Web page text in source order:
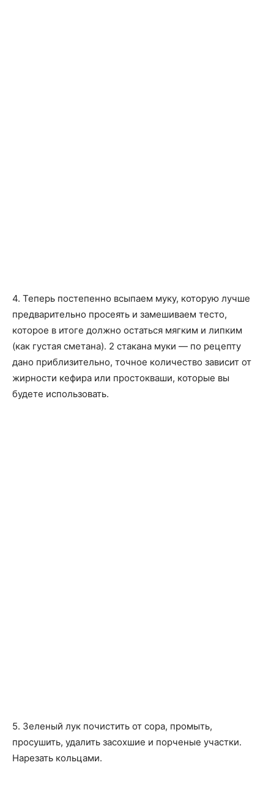
4. Теперь постепенно всыпаем муку, которую лучше
предварительно просеять и замешиваем тесто,
которое в итоге должно остаться мягким и липким
(как густая сметана). 2 стакана муки — по рецепту
дано приблизительно, точное количество зависит от
жирности кефира или простокваши, которые вы
будете использовать.
5. Зеленый лук почистить от сора, промыть,
просушить, удалить засохшие и порченые участки.
Нарезать кольцами.